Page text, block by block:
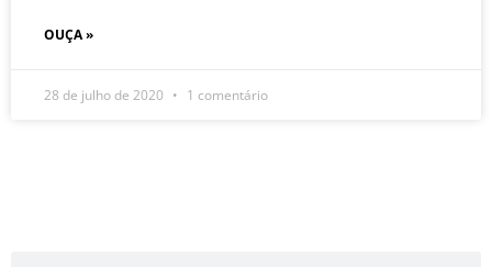
OUÇA »
28 de julho de 2020 1 comentário